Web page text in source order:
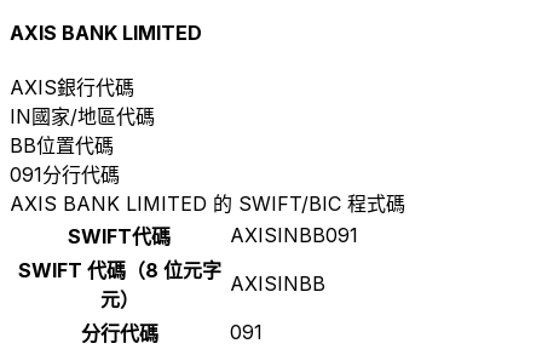
AXIS BANK LIMITED
AXIS銀行代碼
IN國家/地區代碼
BB位置代碼
091分行代碼
AXIS BANK LIMITED 的 SWIFT/BIC 程式碼
SWIFT代碼
AXISINBB091
SWIFT 代碼（8 位元字
元）
AXISINBB
分行代碼
091